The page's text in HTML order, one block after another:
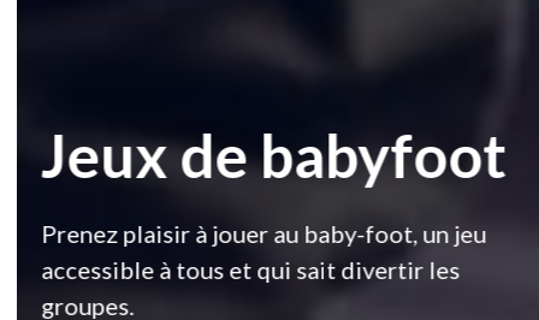
Jeux de babyfoot
Prenez plaisir à jouer au baby-foot, un jeu
accessible à tous et qui sait divertir les
groupes.